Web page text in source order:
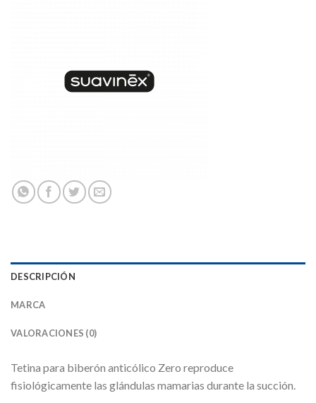
DESCRIPCIÓN
MARCA
VALORACIONES (0)
Tetina para biberón anticólico Zero reproduce
fisiológicamente las glándulas mamarias durante la succión.